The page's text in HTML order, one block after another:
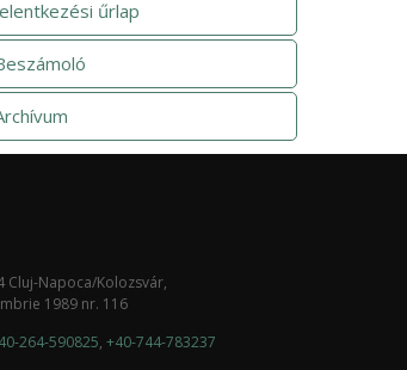
űrlap
Cluj-Napoca/Kolozsvár,
1989 nr. 116
264-590825, +40-744-783237